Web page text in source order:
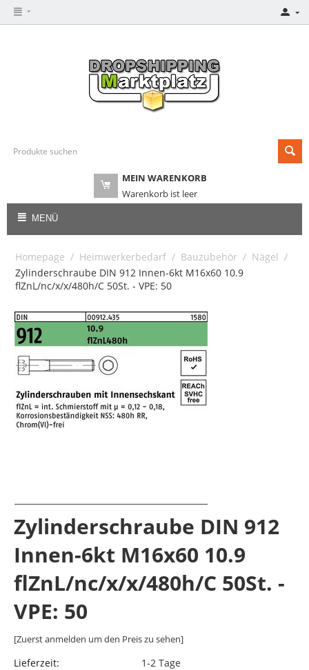
MEIN WARENKORB
Warenkorb ist leer
MENÜ
Homepage / Heimwerkerbedarf / Bauzubehör / Nägel /
Zylinderschraube DIN 912 Innen-6kt M16x60 10.9
flZnL/nc/x/x/480h/C 50St. - VPE: 50
Zylinderschraube DIN 912
Innen-6kt M16x60 10.9
flZnL/nc/x/x/480h/C 50St. -
VPE: 50
[Zuerst anmelden um den Preis zu sehen]
Lieferzeit: 1-2 Tage